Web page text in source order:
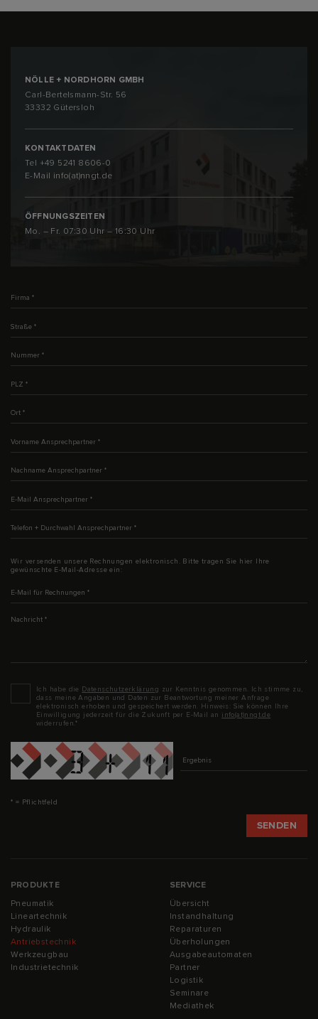
NÖLLE + NORDHORN GMBH
Carl-Bertelsmann-Str. 56
33332 Gütersloh
KONTAKTDATEN
Tel +49 5241 8606-0
E-Mail info(at)nngt.de
ÖFFNUNGSZEITEN
Mo. – Fr. 07:30 Uhr – 16:30 Uhr
Wir versenden unsere Rechnungen elektronisch. Bitte tragen Sie hier Ihre
gewünschte E-Mail-Adresse ein:
Datenschutz*
Ich habe die Datenschutzerklärung zur Kenntnis genommen. Ich stimme zu,
dass meine Angaben und Daten zur Beantwortung meiner Anfrage
elektronisch erhoben und gespeichert werden. Hinweis: Sie können Ihre
Einwilligung jederzeit für die Zukunft per E-Mail an info(at)nngt.de
widerrufen.*
Captcha
* = Pflichtfeld
PRODUKTE
Pneumatik
Lineartechnik
Hydraulik
Antriebstechnik
Werkzeugbau
Industrietechnik
SERVICE
Übersicht
Instandhaltung
Reparaturen
Überholungen
Ausgabeautomaten
Partner
Logistik
Seminare
Mediathek